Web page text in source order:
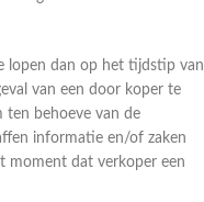
lopen dan op het tijdstip van
van een door koper te
behoeve van de
informatie en/of zaken
moment dat verkoper een